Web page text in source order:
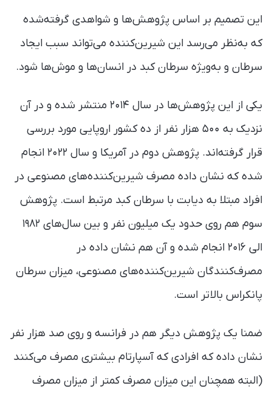
این تصمیم بر اساس پژوهش‌ها و شواهدی گرفته‌شده
که به‌نظر می‌رسد این شیرین‌کننده می‌تواند سبب ایجاد
سرطان و به‌ویژه سرطان کبد در انسان‌ها و موش‌ها شود.
یکی از این پژوهش‌ها در سال ۲۰۱۴ منتشر شده و در آن
نزدیک به ۵۰۰ هزار نفر از ده کشور اروپایی مورد بررسی
قرار گرفته‌اند. پژوهش دوم در آمریکا و سال ۲۰۲۲ انجام
شده که نشان داده مصرف شیرین‌کننده‌های مصنوعی در
افراد مبتلا به دیابت با سرطان کبد مرتبط است. پژوهش
سوم هم روی حدود یک میلیون نفر و بین سال‌های ۱۹۸۲
الی ۲۰۱۶ انجام شده و آن هم نشان داده در
مصرف‌کنندگان شیرین‌کننده‌های مصنوعی، میزان سرطان
پانکراس بالاتر است.
ضمنا یک پژوهش دیگر هم در فرانسه و روی صد هزار نفر
نشان داده که افرادی که آسپارتام بیشتری مصرف می‌کنند
(البته همچنان این میزان مصرف کمتر از میزان مصرف